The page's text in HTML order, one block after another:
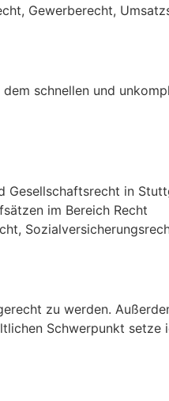
Gewerberecht,
schnellen und
Gesellschaftsrecht in
im Bereich Recht
zu werden.
Schwerpunkt